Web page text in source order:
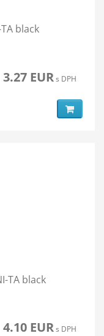
black
3.27 EURs DPH
TA black
4.10 EURs DPH